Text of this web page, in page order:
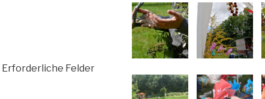
Erforderliche Felder